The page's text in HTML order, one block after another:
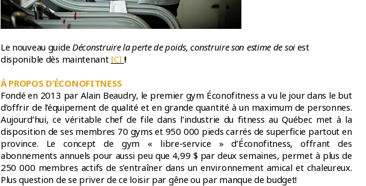
Le nouveau guide Déconstruire la perte de poids, construire son estime de soi est
disponible dès maintenantICI !
À PROPOS D’ÉCONOFITNESS
Fondé en 2013 par Alain Beaudry, le premier gym Éconofitness a vu le jour dans le but
d’offrir de l’équipement de qualité et en grande quantité à un maximum de personnes.
Aujourd’hui, ce véritable chef de file dans l’industrie du fitness au Québec met à la
disposition de ses membres 70 gyms et 950 000 pieds carrés de superficie partout en
province. Le concept de gym « libre-service » d’Éconofitness, offrant des
abonnements annuels pour aussi peu que 4,99 $ par deux semaines, permet à plus de
250 000 membres actifs de s’entraîner dans un environnement amical et chaleureux.
Plus question de se priver de ce loisir par gêne ou par manque de budget!